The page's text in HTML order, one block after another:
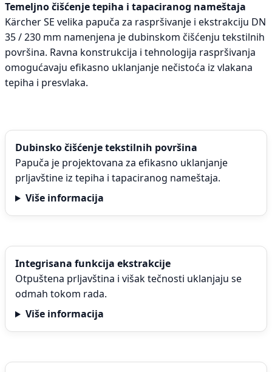
Temeljno čišćenje tepiha i tapaciranog nameštaja
Kärcher SE velika papuča za raspršivanje i ekstrakciju DN
35 / 230 mm namenjena je dubinskom čišćenju tekstilnih
površina. Ravna konstrukcija i tehnologija raspršivanja
omogućavaju efikasno uklanjanje nečistoća iz vlakana
tepiha i presvlaka.
Dubinsko čišćenje tekstilnih površina
Papuča je projektovana za efikasno uklanjanje
prljavštine iz tepiha i tapaciranog nameštaja.
Više informacija
Integrisana funkcija ekstrakcije
Otpuštena prljavština i višak tečnosti uklanjaju se
odmah tokom rada.
Više informacija